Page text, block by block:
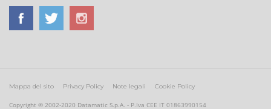
Mappa del sito Privacy Policy Note legali Cookie Policy
Copyright © 2002-2020 Datamatic S.p.A. - P.Iva CEE IT 01863990154